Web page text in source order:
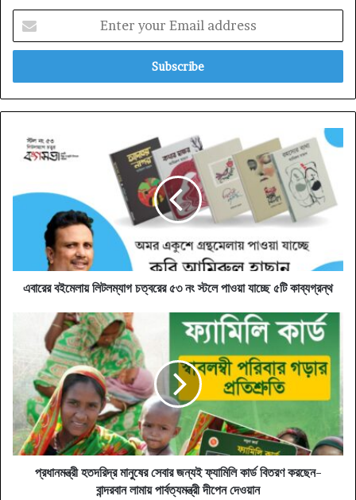
your
Email
এবারের
বইমেলায়
যাচ্ছে
এবারের বইমেলায় লিটলম্যাগ চত্বরের ৫৩ নং স্টলে পাওয়া যাচ্ছে ৫টি কাব্যগ্রন্থ
সেবার
জন্যই
ফ্যামিলি
কার্ড
বিতরণ
করছেন-
বান্দরবানপ্রধানমন্ত্রী হতদরিদ্র মানুষের সেবার জন্যই ফ্যামিলি কার্ড বিতরণ করছেন-
বান্দরবান লামায় পার্বত্যমন্ত্রী দীপেন দেওয়ান